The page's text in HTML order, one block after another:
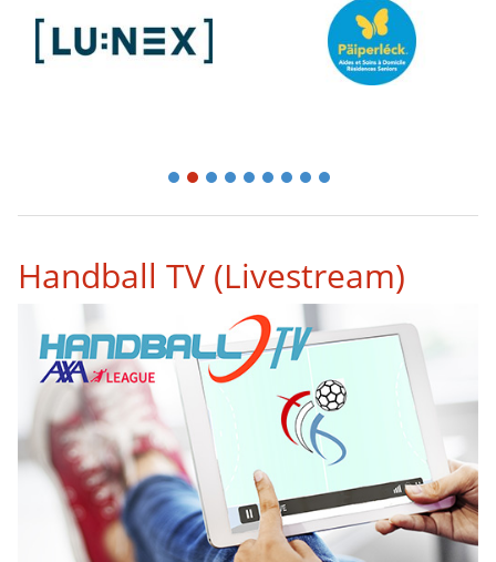
1 2 3 4 5 6 7 8 9
Handball TV (Livestream)